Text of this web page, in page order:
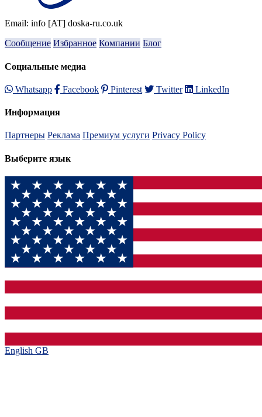
Email: info [AT] doska-ru.co.uk
Сообщение Избранное Компании Блог
Социальные медиа
Whatsapp Facebook Pinterest Twitter LinkedIn
Информация
Партнеры Реклама Премиум услуги Privacy Policy
Выберите язык
English GB‎